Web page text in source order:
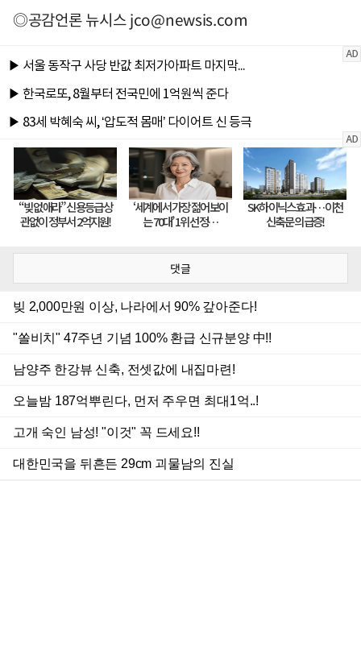
◎공감언론 뉴시스jco@newsis.com
댓글